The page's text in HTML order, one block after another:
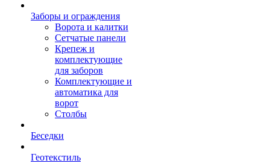
Заборы и ограждения
Ворота и калитки
Сетчатые панели
Крепеж и
комплектующие
для заборов
Комплектующие и
автоматика для
ворот
Столбы
Беседки
Геотекстиль